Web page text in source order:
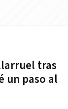
tras
un paso al